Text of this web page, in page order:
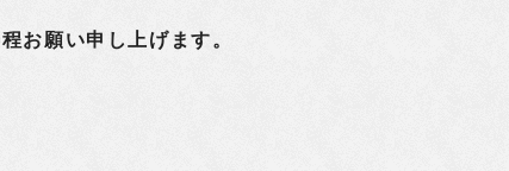
お願い申し上げます。